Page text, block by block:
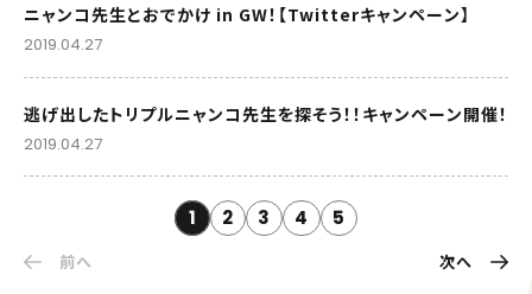
ニャンコ先生とおでかけ in GW！【Twitterキャンペーン】
2019.04.27
逃げ出したトリプルニャンコ先生を探そう！！キャンペーン開催！
2019.04.27
1 2 3 4 5
前へ 次へ